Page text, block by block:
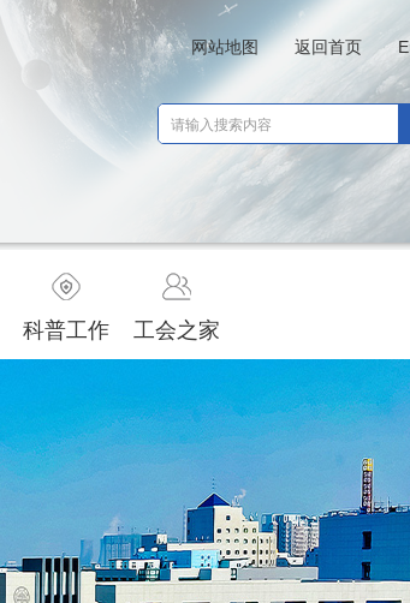
网站地图 返回首页
科普工作 工会之家